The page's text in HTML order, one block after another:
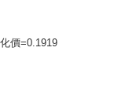
價=0.1919